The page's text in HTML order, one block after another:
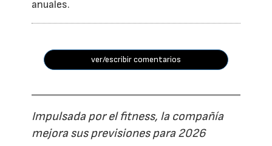
anuales.
ver/escribir comentarios
Impulsada por el fitness, la compañía
mejora sus previsiones para 2026